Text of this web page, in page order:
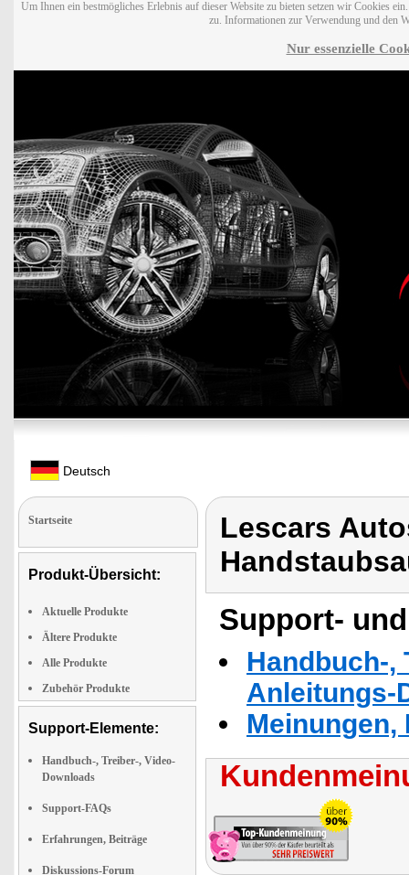
Um Ihnen ein bestmögliches Erlebnis auf dieser Website zu bieten setzen wir Cookies
zu. Informationen zur Verwendung und den
Nur essenzielle
Deutsch
Startseite
Produkt-Übersicht:
Aktuelle Produkte
Ältere Produkte
Alle Produkte
Zubehör Produkte
Support-Elemente:
Handbuch-, Treiber-, Video-
Downloads
Support-FAQs
Erfahrungen, Beiträge
Diskussions-Forum
Lescars
Support-
Handbuch-,
Anleitungs-